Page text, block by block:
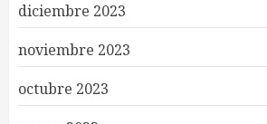
diciembre 2023
noviembre 2023
octubre 2023